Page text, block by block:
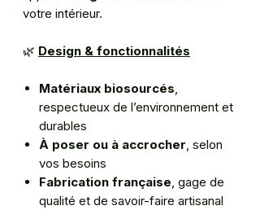
votre intérieur.
🌿 Design & fonctionnalités
Matériaux biosourcés,
respectueux de l’environnement et
durables
À poser ou à accrocher, selon
vos besoins
Fabrication française, gage de
qualité et de savoir-faire artisanal